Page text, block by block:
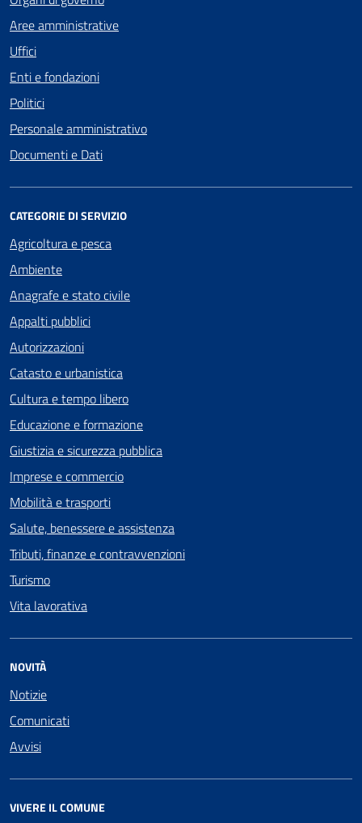
Aree amministrative
Uffici
Enti e fondazioni
Politici
Personale amministrativo
Documenti e Dati
CATEGORIE DI SERVIZIO
Agricoltura e pesca
Ambiente
Anagrafe e stato civile
Appalti pubblici
Autorizzazioni
Catasto e urbanistica
Cultura e tempo libero
Educazione e formazione
Giustizia e sicurezza pubblica
Imprese e commercio
Mobilità e trasporti
Salute, benessere e assistenza
Tributi, finanze e contravvenzioni
Turismo
Vita lavorativa
NOVITÀ
Notizie
Comunicati
Avvisi
VIVERE IL COMUNE